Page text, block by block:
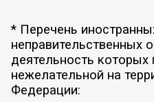
* Перечень
неправительственных
деятельность которых
нежелательной на
Федерации: